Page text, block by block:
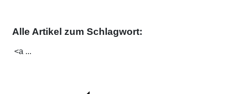
Alle Artikel zum Schlagwort:
<a ...